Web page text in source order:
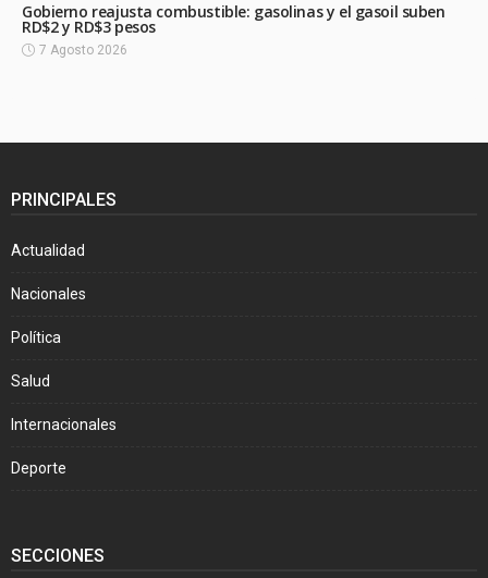
Gobierno reajusta combustible: gasolinas y el gasoil suben
RD$2 y RD$3 pesos
7 Agosto 2026
PRINCIPALES
Actualidad
Nacionales
Política
Salud
Internacionales
Deporte
SECCIONES